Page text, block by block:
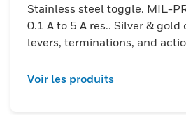
Stainless steel toggle. MIL-
0.1 A to 5 A res.. Silver &
levers, terminations, and
Voir les produits